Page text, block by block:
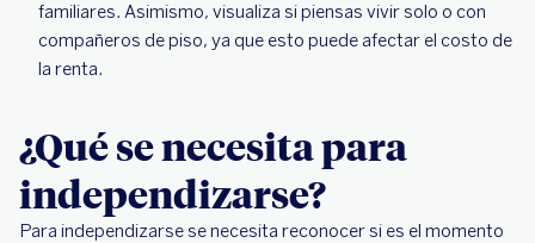
familiares. Asimismo, visualiza si piensas vivir solo o con
compañeros de piso, ya que esto puede afectar el costo de
la renta.
¿Qué se necesita para
independizarse?
Para independizarse se necesita reconocer si es el momento